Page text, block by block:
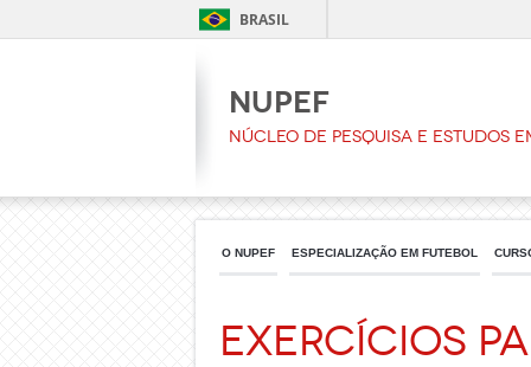
BRASIL
NUPEF
Núcleo de Pesquisa e Estudos
O NUPEF ESPECIALIZAÇÃO EM FUTEBOL
Exercícios